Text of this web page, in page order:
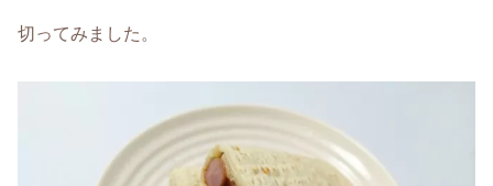
切ってみました。